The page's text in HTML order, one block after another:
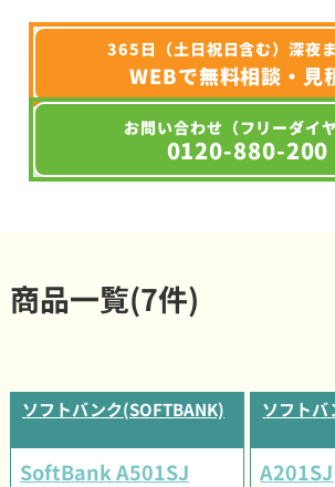
365日（土日祝日含む）深夜
WEBで無料相談・見
お問い合わせ（フリーダイヤ
0120-880-200
商品一覧(7件)
ソフトバンク(SOFTBANK)
SoftBank A501SJ
ソフトバ
A201SJ